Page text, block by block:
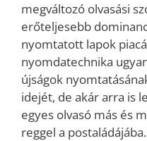
megváltozó olvasási
erőteljesebb
nyomtatott lapok
nyomdatechnika
újságok
idejét, de akár arra is
egyes olvasó más és
reggel a